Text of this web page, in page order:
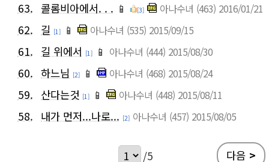
63. 콜롬비아에서. . . 📱 [3] 아나수녀 (463) 2016/01/21
62. 길 [1] 📱 아나수녀 (535) 2015/09/15
61. 길 위에서 [1] 📱 아나수녀 (444) 2015/08/30
60. 하느님 [2] 📱 아나수녀 (468) 2015/08/24
59. 산다는것 [1] 📱 아나수녀 (448) 2015/08/11
58. 내가 먼저...나로... [2] 아나수녀 (457) 2015/08/05
/5 다음 >